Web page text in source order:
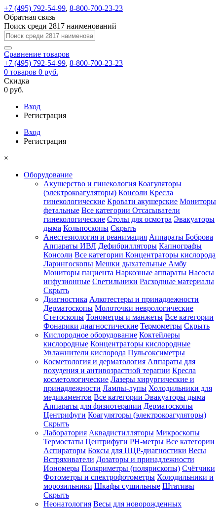
+7 (495) 792-54-99, 8-800-700-23-23
Обратная связь
Поиск среди 2817 наименований
Сравнение товаров
+7 (495) 792-54-99, 8-800-700-23-23
0 товаров 0 руб.
Скидка
0 руб.
Вход
Регистрация
Вход
Регистрация
×
Оборудование
Акушерство и гинекология Коагуляторы
(электрокоагуляторы) Консоли Кресла
гинекологические Кровати акушерские Мониторы
фетальные Все категории Отсасыватели
гинекологические Столы для осмотра Эвакуаторы
дыма Кольпоскопы Скрыть
Анестезиология и реанимация Аппараты Боброва
Аппараты ИВЛ Дефибрилляторы Капнографы
Консоли Все категории Концентраторы кислорода
Ларингоскопы Мешки дыхательные Амбу
Мониторы пациента Наркозные аппараты Насосы
инфузионные Светильники Расходные материалы
Скрыть
Диагностика Алкотестеры и принадлежности
Дерматоскопы Молоточки неврологические
Стетоскопы Тонометры и манжеты Все категории
Фонарики диагностические Термометры Скрыть
Кислородное оборудование Коктейлеры
кислородные Концентраторы кислородные
Увлажнители кислорода Пульсоксиметры
Косметология и дерматология Аппараты для
похудения и антивозрастной терапии Кресла
косметологические Лазеры хирургические и
принадлежности Лампы-лупы Холодильники для
медикаментов Все категории Эвакуаторы дыма
Аппараты для физиотерапии Дерматоскопы
Центрифуги Коагуляторы (электрокоагуляторы)
Скрыть
Лаборатория Аквадистилляторы Микроскопы
Термостаты Центрифуги PH-метры Все категории
Аспираторы Боксы для ПЦР-диагностики Весы
Встряхиватели Дозаторы и принадлежности
Иономеры Поляриметры (полярископы) Счётчики
Фотометры и спектрофотометры Холодильники и
морозильники Шкафы сушильные Штативы
Скрыть
Неонатология Весы для новорожденных